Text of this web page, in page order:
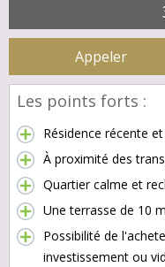
Appeler
Les points forts :
Résidence récente
À proximité des
Quartier calme et
Une terrasse de 10
Possibilité de
investissement ou